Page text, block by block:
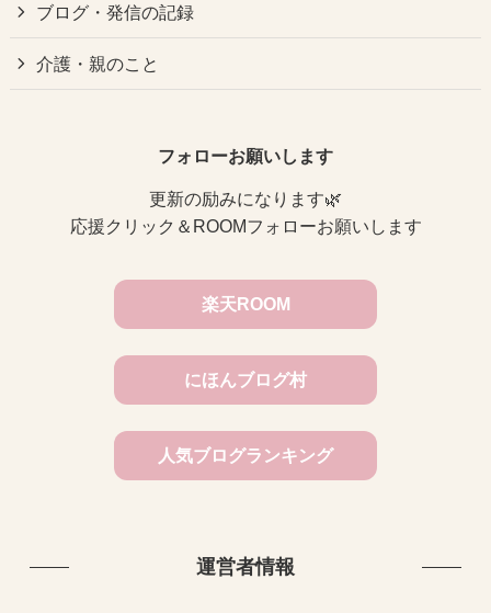
ブログ・発信の記録
介護・親のこと
フォローお願いします
更新の励みになります🌿
応援クリック＆ROOMフォローお願いします
楽天ROOM
にほんブログ村
人気ブログランキング
運営者情報